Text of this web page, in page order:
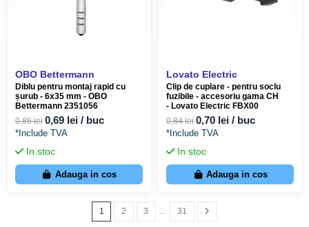
OBO Bettermann
Diblu pentru montaj rapid cu
șurub - 6x35 mm - OBO
Bettermann 2351056
0,86 lei 0,69 lei / buc
*Include TVA
In stoc
Adauga in cos
Lovato Electric
Clip de cuplare - pentru soclu
fuzibile - accesoriu gama CH
- Lovato Electric FBX00
0,84 lei 0,70 lei / buc
*Include TVA
In stoc
Adauga in cos
1 2 3 … 31